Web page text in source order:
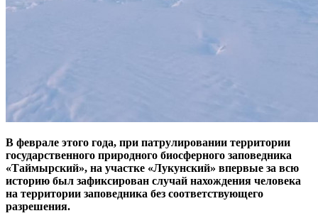
В феврале этого года, при патрулировании территории
государственного природного биосферного заповедника
«Таймырский», на участке «Лукунский» впервые за всю
историю был зафиксирован случай нахождения человека
на территории заповедника без соответствующего
разрешения.